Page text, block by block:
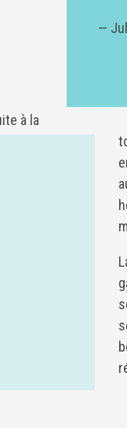
—
à la